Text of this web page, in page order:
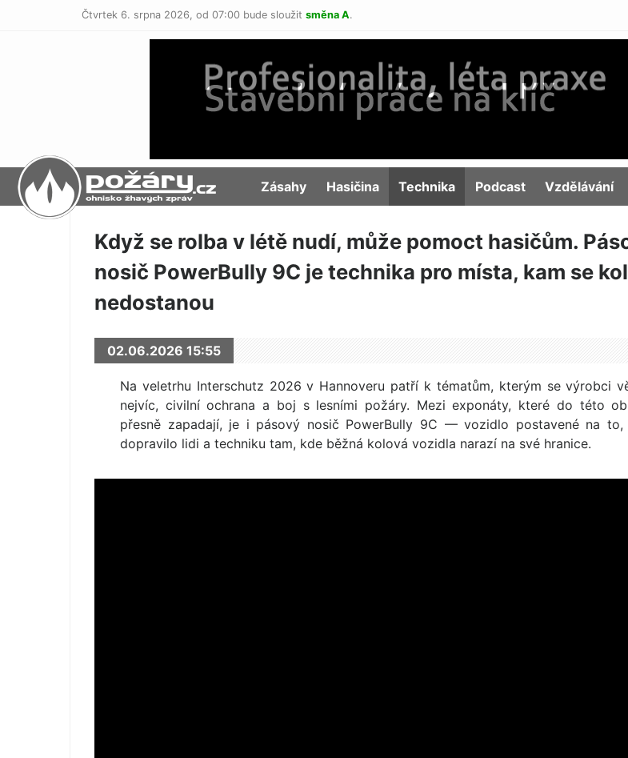
Čtvrtek 6. srpna 2026, od 07:00 bude sloužit směna A.
POŽÁRY.cz Zásahy Hasičina Technika Podcast Vzdělávání
Když se rolba v létě nudí, může pomoct hasičům.
nosič PowerBully 9C je technika pro místa, kam se
nedostanou
02.06.2026 15:55
Na veletrhu Interschutz 2026 v Hannoveru patří k tématům, kterým se výrobci
nejvíc, civilní ochrana a boj s lesními požáry. Mezi exponáty, které do této
přesně zapadají, je i pásový nosič PowerBully 9C — vozidlo postavené na to,
dopravilo lidi a techniku tam, kde běžná kolová vozidla narazí na své hranice.